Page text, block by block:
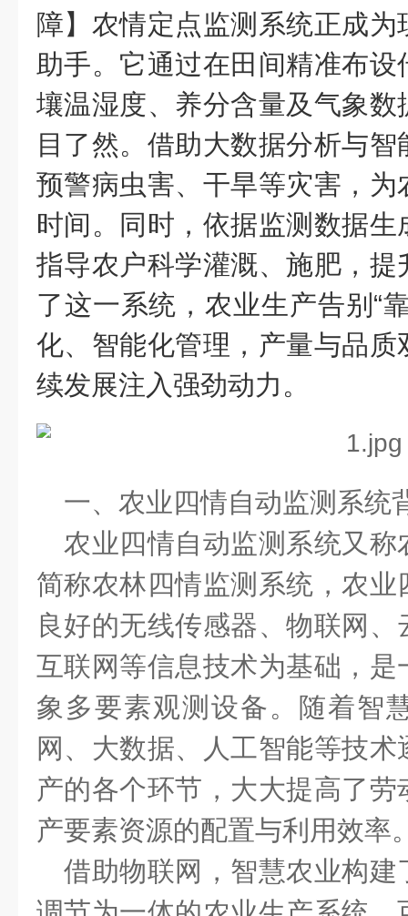
障】农情定点监测系统正成
助手。它通过在田间精准布
壤温湿度、养分含量及气象
目了然。借助大数据分析与
预警病虫害、干旱等灾害，
时间。同时，依据监测数据
指导农户科学灌溉、施肥，
了这一系统，农业生产告别“
化、智能化管理，产量与品
续发展注入强劲动力。
一、农业四情自动监测系统
农业四情自动监测系统又
简称农林四情监测系统，农
良好的无线传感器、物联网
互联网等信息技术为基础，
象多要素观测设备。随着智
网、大数据、人工智能等技
产的各个环节，大大提高了
产要素资源的配置与利用效率
借助物联网，智慧农业构